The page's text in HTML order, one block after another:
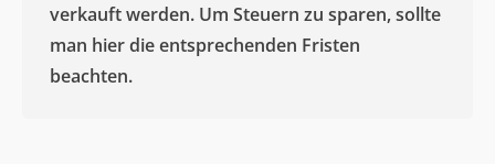
verkauft werden. Um Steuern zu sparen, sollte
man hier die entsprechenden Fristen
beachten.